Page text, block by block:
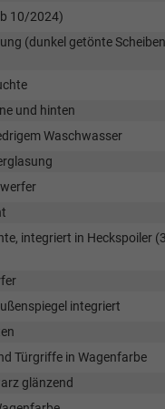
10/2024)
(dunkel getönte
und hinten
Waschwasser
integriert in Heckspoiler
integriert
Türgriffe in Wagenfarbe
glänzend